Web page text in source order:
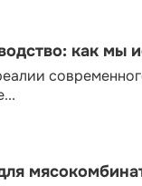
как мы